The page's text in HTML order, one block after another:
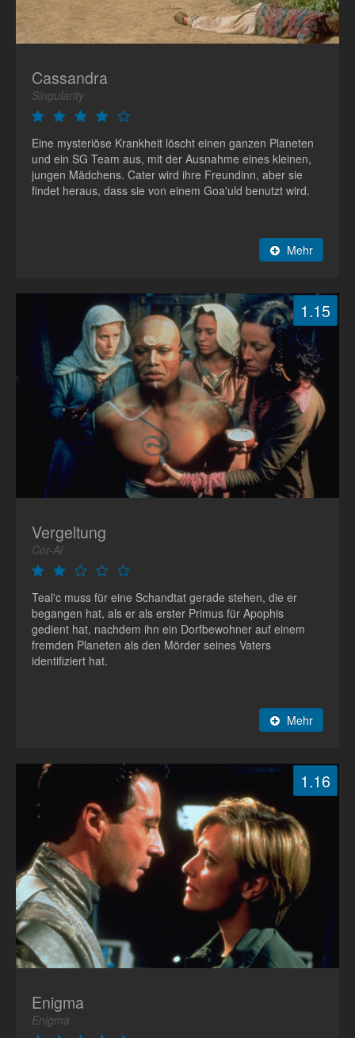
Cassandra
Singularity
Eine mysteriöse Krankheit löscht einen ganzen Planeten
und ein SG Team aus, mit der Ausnahme eines kleinen,
jungen Mädchens. Cater wird ihre Freundinn, aber sie
findet heraus, dass sie von einem Goa'uld benutzt wird.
Mehr
1.15
Vergeltung
Cor-Ai
Teal'c muss für eine Schandtat gerade stehen, die er
begangen hat, als er als erster Primus für Apophis
gedient hat, nachdem ihn ein Dorfbewohner auf einem
fremden Planeten als den Mörder seines Vaters
identifiziert hat.
Mehr
1.16
Enigma
Enigma